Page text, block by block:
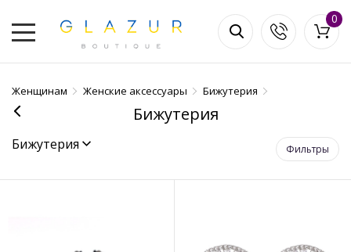
0
Женщинам Женские аксессуары Бижутерия
Бижутерия
Бижутерия
Фильтры